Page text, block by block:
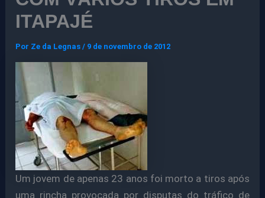
ITAPAJÉ
Por Ze da Legnas/ 9 de novembro de 2012
Um jovem de apenas 23 anos foi morto a tiros após
uma rincha provocada por disputas do tráfico de